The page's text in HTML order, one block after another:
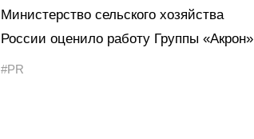
Министерство сельского хозяйства
России оценило работу Группы «Акрон»
#PR